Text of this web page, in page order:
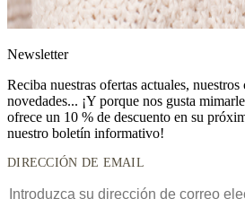
Newsletter
Reciba nuestras ofertas actuales, nuestros
novedades... ¡Y porque nos gusta
ofrece un 10 % de descuento en su
nuestro boletín informativo!
DIRECCIÓN DE EMAIL